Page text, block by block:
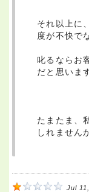
それ以上に
度が不快で
叱るならお
だと思いま
たまたま、
しれません
Jul